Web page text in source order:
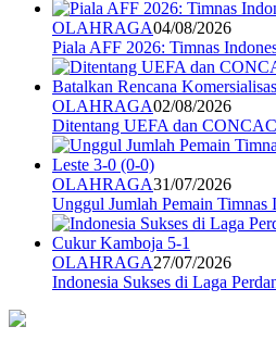
OLAHRAGA04/08/2026
Piala AFF 2026: Timnas
OLAHRAGA02/08/2026
Ditentang UEFA dan
OLAHRAGA31/07/2026
Unggul Jumlah Pemain
OLAHRAGA27/07/2026
Indonesia Sukses di Laga